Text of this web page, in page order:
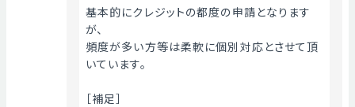
基本的にクレジットの都度の申請となります
が、
頻度が多い方等は柔軟に個別対応とさせて頂
いています。
［補足］